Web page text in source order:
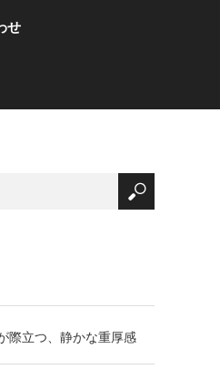
せ
立つ、静かな重厚感